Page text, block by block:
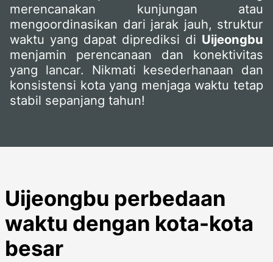
merencanakan kunjungan atau
mengoordinasikan dari jarak jauh, struktur
waktu yang dapat diprediksi di Uijeongbu
menjamin perencanaan dan konektivitas
yang lancar. Nikmati kesederhanaan dan
konsistensi kota yang menjaga waktu tetap
stabil sepanjang tahun!
Uijeongbu perbedaan
waktu dengan kota-kota
besar